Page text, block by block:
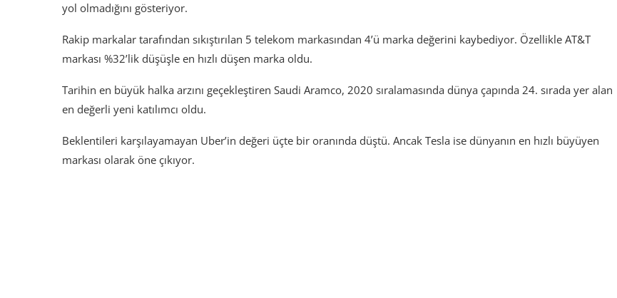
yol olmadığını gösteriyor.
Rakip markalar tarafından sıkıştırılan 5 telekom markasından 4’ü marka değerini kaybediyor. Özellikle AT&T
markası %32’lik düşüşle en hızlı düşen marka oldu.
Tarihin en büyük halka arzını geçekleştiren Saudi Aramco, 2020 sıralamasında dünya çapında 24. sırada yer alan
en değerli yeni katılımcı oldu.
Beklentileri karşılayamayan Uber’in değeri üçte bir oranında düştü. Ancak Tesla ise dünyanın en hızlı büyüyen
markası olarak öne çıkıyor.